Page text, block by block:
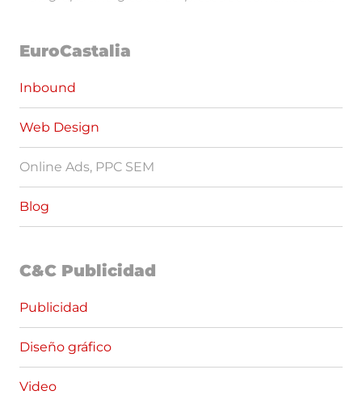
EuroCastalia
Inbound
Web Design
Online Ads, PPC SEM
Blog
C&C Publicidad
Publicidad
Diseño gráfico
Video